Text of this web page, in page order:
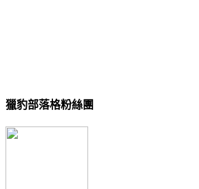
獵豹部落格粉絲團